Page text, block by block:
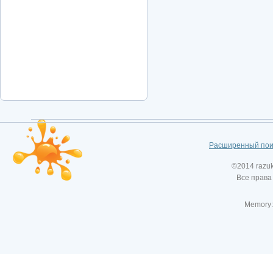
Расширенный
©2014
Все